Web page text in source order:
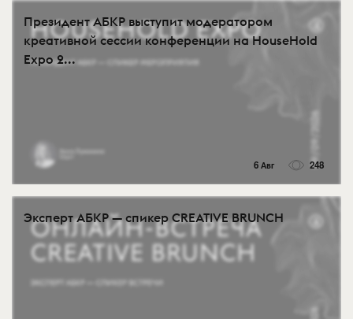
Президент АБКР выступит модератором
креативной сессии конференции на HouseHold
Expo 2...
6 Авг 248
Эксперт АБКР — спикер CREATIVE BRUNCH